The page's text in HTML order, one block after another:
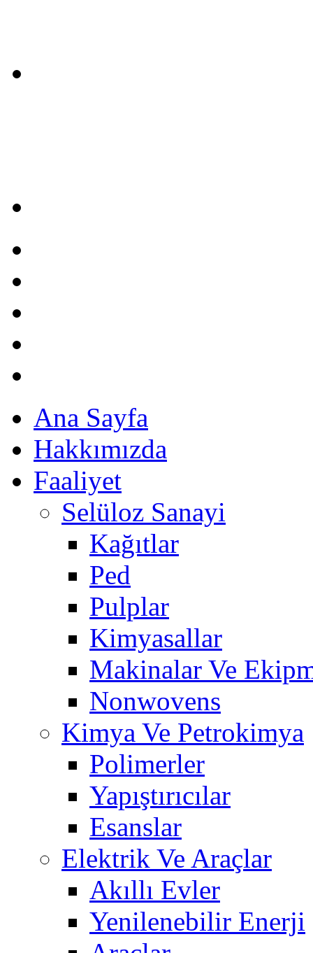
Ana Sayfa
Hakkımızda
Faaliyet
Selüloz Sanayi
Kağıtlar
Ped
Pulplar
Kimyasallar
Makinalar Ve
Nonwovens
Kimya Ve Petrokimya
Polimerler
Yapıştırıcılar
Esanslar
Elektrik Ve Araçlar
Akıllı Evler
Yenilenebilir Enerji